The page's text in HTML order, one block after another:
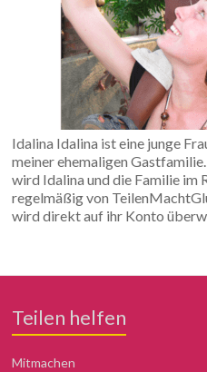
Idalina Idalina ist eine junge
meiner ehemaligen
wird Idalina und die Familie im
regelmäßig von
wird direkt auf ihr Konto
Teilen helfen
Mitmachen